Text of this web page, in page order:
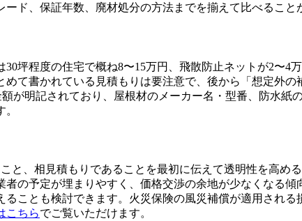
ド、保証年数、廃材処分の方法までを揃えて比べること
坪程度の住宅で概ね8〜15万円、飛散防止ネットが2〜4
て書かれている見積もりは要注意で、後から「想定外
が明記されており、屋根材のメーカー名・型番、防水紙
と、相見積もりであることを最初に伝えて透明性を高め
の予定が埋まりやすく、価格交渉の余地が少なくなる
ことも検討できます。火災保険の風災補償が適用され
こちらでご覧いただけます。